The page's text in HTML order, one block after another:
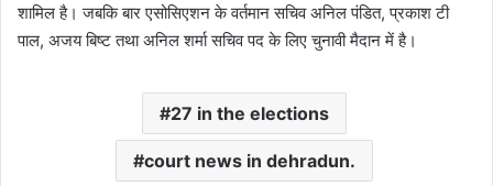
शामिल है। जबकि बार एसोसिएशन के वर्तमान सचिव अनिल पंडित, प्रकाश टी
पाल, अजय बिष्ट तथा अनिल शर्मा सचिव पद के लिए चुनावी मैदान में है।
27 in the elections
court news in dehradun.